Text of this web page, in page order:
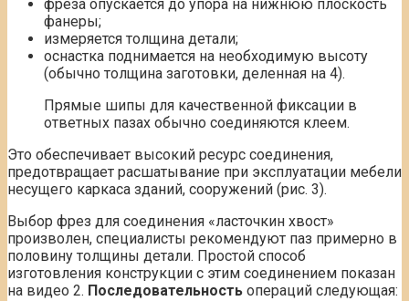
фреза опускается до упора на нижнюю плоскость
фанеры;
измеряется толщина детали;
оснастка поднимается на необходимую высоту
(обычно толщина заготовки, деленная на 4).
Прямые шипы для качественной фиксации в
ответных пазах обычно соединяются клеем.
Это обеспечивает высокий ресурс соединения,
предотвращает расшатывание при эксплуатации мебели
несущего каркаса зданий, сооружений (рис. 3).
Выбор фрез для соединения «ласточкин хвост»
произволен, специалисты рекомендуют паз примерно в
половину толщины детали. Простой способ
изготовления конструкции с этим соединением показан
на видео 2. Последовательность операций следующая: